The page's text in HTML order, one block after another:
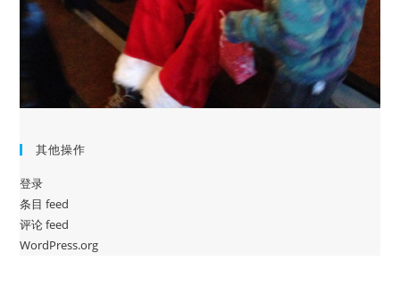
其他操作
登录
条目 feed
评论 feed
WordPress.org